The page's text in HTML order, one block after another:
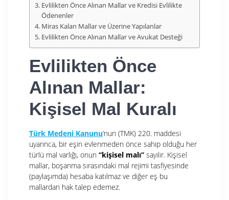
Evlilikten Önce Alınan Mallar ve Kredisi Evlilikte
Ödenenler
Miras Kalan Mallar ve Üzerine Yapılanlar
Evlilikten Önce Alınan Mallar ve Avukat Desteği
Evlilikten Önce
Alınan Mallar:
Kişisel Mal Kuralı
Türk Medeni Kanunu‘nun (TMK) 220. maddesi
uyarınca, bir eşin evlenmeden önce sahip olduğu her
türlü mal varlığı, onun “kişisel malı” sayılır. Kişisel
mallar, boşanma sırasındaki mal rejimi tasfiyesinde
(paylaşımda) hesaba katılmaz ve diğer eş bu
mallardan hak talep edemez.